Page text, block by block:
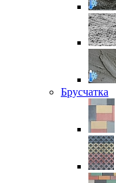
Брусчатка